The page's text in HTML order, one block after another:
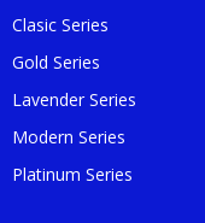
Clasic Series
Gold Series
Lavender Series
Modern Series
Platinum Series